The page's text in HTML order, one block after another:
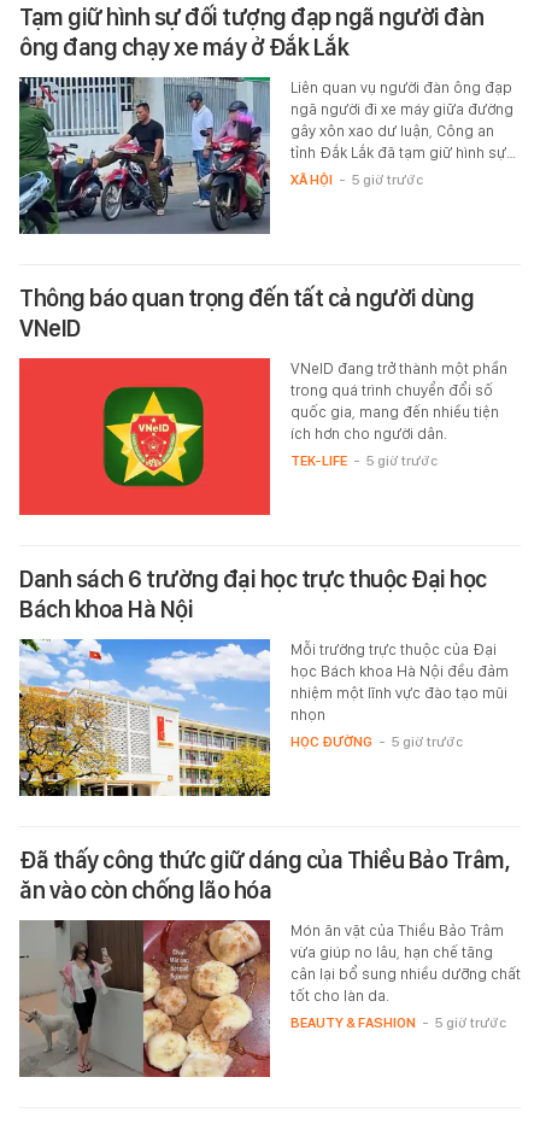
Tạm giữ hình sự đối tượng đạp ngã người đàn
ông đang chạy xe máy ở Đắk Lắk
Liên quan vụ người đàn ông đạp
ngã người đi xe máy giữa đường
gây xôn xao dư luận, Công an
tỉnh Đắk Lắk đã tạm giữ hình sự…
XÃ HỘI - 5 giờ trước
Thông báo quan trọng đến tất cả người dùng
VNeID
VNeID đang trở thành một phần
trong quá trình chuyển đổi số
quốc gia, mang đến nhiều tiện
ích hơn cho người dân.
TEK-LIFE - 5 giờ trước
Danh sách 6 trường đại học trực thuộc Đại học
Bách khoa Hà Nội
Mỗi trường trực thuộc của Đại
học Bách khoa Hà Nội đều đảm
nhiệm một lĩnh vực đào tạo mũi
nhọn
HỌC ĐƯỜNG - 5 giờ trước
Đã thấy công thức giữ dáng của Thiều Bảo Trâm,
ăn vào còn chống lão hóa
Món ăn vặt của Thiều Bảo Trâm
vừa giúp no lâu, hạn chế tăng
cân lại bổ sung nhiều dưỡng chất
tốt cho làn da.
BEAUTY & FASHION - 5 giờ trước